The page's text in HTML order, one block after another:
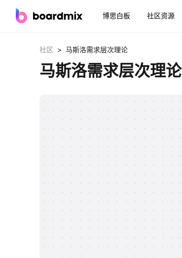
博思白板 社区资源
社区 > 马斯洛需求层次理论
马斯洛需求层次理论